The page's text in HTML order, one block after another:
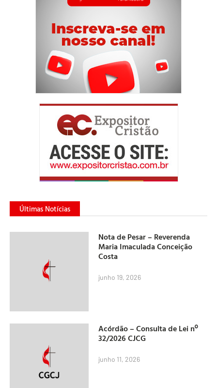
Últimas Notícias
Nota de Pesar – Reverenda
Maria Imaculada Conceição
Costa
junho 19, 2026
Acórdão – Consulta de Lei nº
32/2026 CJCG
junho 11, 2026